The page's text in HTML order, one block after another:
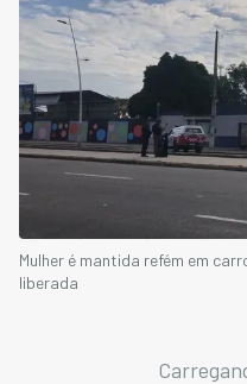
Mulher é mantida refém em
liberada